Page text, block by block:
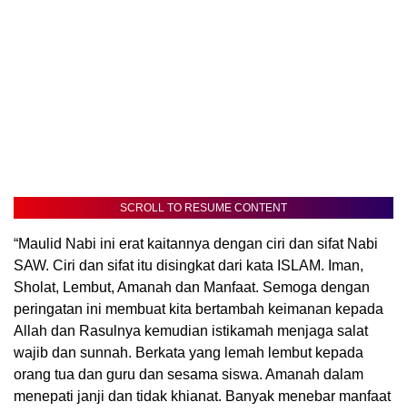
SCROLL TO RESUME CONTENT
“Maulid Nabi ini erat kaitannya dengan ciri dan sifat Nabi
SAW. Ciri dan sifat itu disingkat dari kata ISLAM. Iman,
Sholat, Lembut, Amanah dan Manfaat. Semoga dengan
peringatan ini membuat kita bertambah keimanan kepada
Allah dan Rasulnya kemudian istikamah menjaga salat
wajib dan sunnah. Berkata yang lemah lembut kepada
orang tua dan guru dan sesama siswa. Amanah dalam
menepati janji dan tidak khianat. Banyak menebar manfaat